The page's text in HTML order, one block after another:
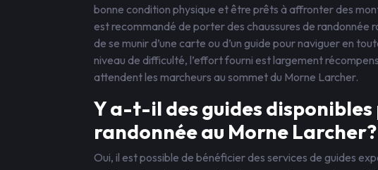
bonne condition physique et être prêts à affronter des
est recommandé de porter des chaussures de randonnée
de se munir d’une carte ou d’un guide pour naviguer en
niveau de difficulté, l’effort fourni est largement
attendent les marcheurs au sommet du Morne Larcher.
Y a-t-il des guides
randonnée au Morne Larcher?
Oui, il est possible de bénéficier des services de guides